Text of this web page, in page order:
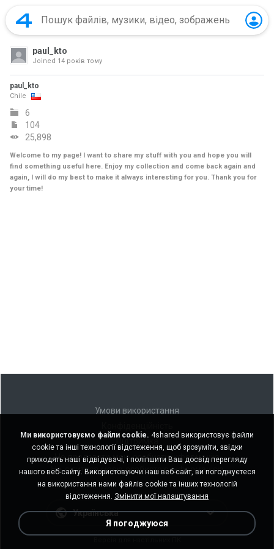
paul_kto
Joined 14 років тому
paul_kto
Chile
6
104
25,898
Welcome to my page! I want to share my stuff with you and hope you will
find something useful here. Enjoy my collection and come back again and
again, I will do my best to make it always interesting for you. Thank you for
your time!
Умови використання
Не продавати мою особисту інформацію
Не ділитися моєю особистою інформацією
Українська
Ми використовуємо файли cookie. 4shared використовує файли
cookie та інші технології відстеження, щоб зрозуміти, звідки
приходять наші відвідувачі, і поліпшити Ваш досвід перегляду
нашого веб-сайту. Використовуючи наш веб-сайт, ви погоджуєтеся
на використання нами файлів cookie та інших технологій
відстеження. Змінити мої налаштування
Я погоджуюся